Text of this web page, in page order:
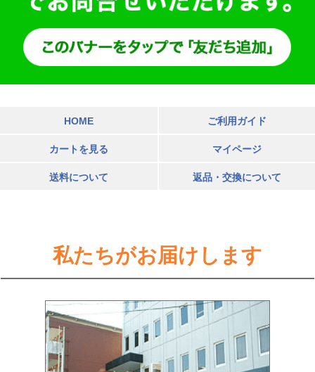
HOME ご利用ガイド
カートを見る マイページ
送料について 返品・交換について
私たちがお届けします